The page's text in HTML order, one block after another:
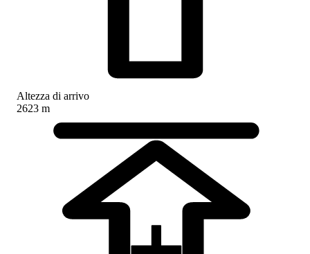
Altezza di arrivo
2623 m